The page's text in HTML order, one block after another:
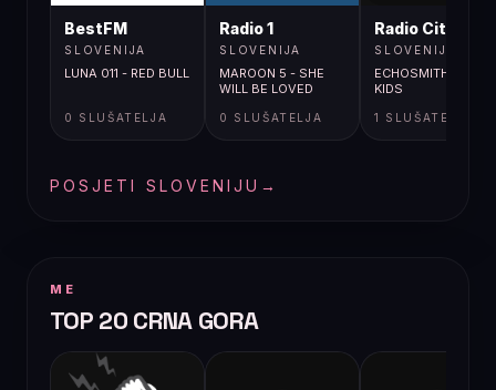
BestFM
SLOVENIJA
LUNA 011 - RED BULL
0 SLUŠATELJA
Radio 1
SLOVENIJA
MAROON 5 - SHE
WILL BE LOVED
0 SLUŠATELJA
Radio City
SLOVENIJA
ECHOSMITH / COOL
KIDS
1 SLUŠATELJA
POSJETI SLOVENIJU →
ME
TOP 20 CRNA GORA